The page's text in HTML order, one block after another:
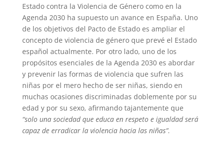
Estado contra la Violencia de Género como en la
Agenda 2030 ha supuesto un avance en España. Uno
de los objetivos del Pacto de Estado es ampliar el
concepto de violencia de género que prevé el Estado
español actualmente. Por otro lado, uno de los
propósitos esenciales de la Agenda 2030 es abordar
y prevenir las formas de violencia que sufren las
niñas por el mero hecho de ser niñas, siendo en
muchas ocasiones discriminadas doblemente por su
edad y por su sexo, afirmando tajantemente que
“solo una sociedad que educa en respeto e igualdad será
capaz de erradicar la violencia hacia las niñas”.